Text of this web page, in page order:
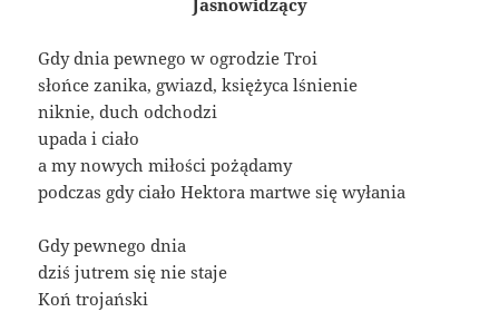
Gdy dnia pewnego w ogrodzie Troi
słońce zanika, gwiazd, księżyca lśnienie
niknie, duch odchodzi
upada i ciało
a my nowych miłości pożądamy
podczas gdy ciało Hektora martwe się wyłania
Gdy pewnego dnia
dziś jutrem się nie staje
Koń trojański